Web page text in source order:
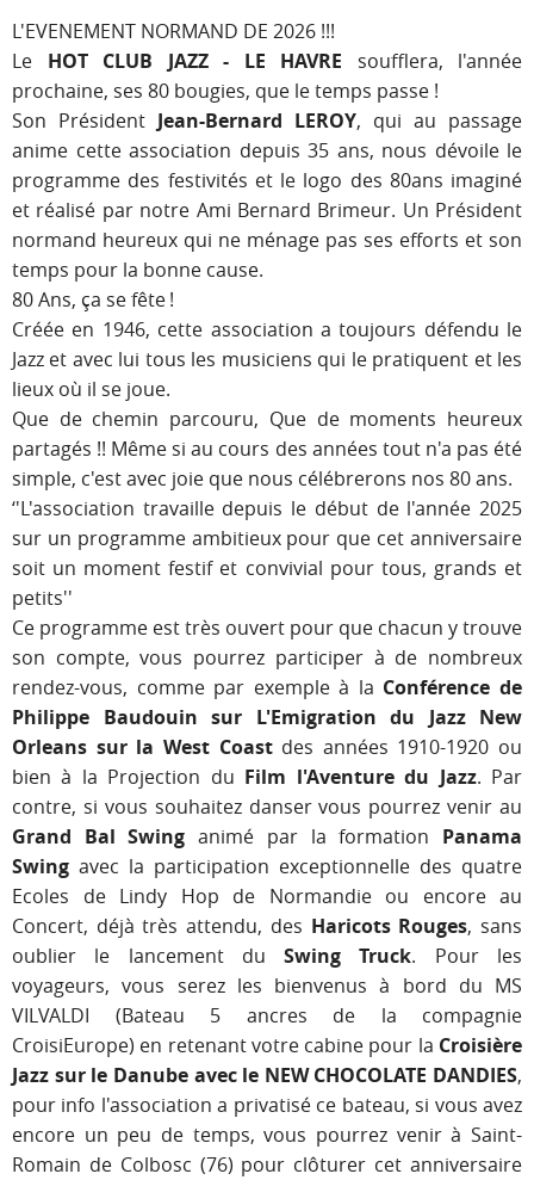
L'EVENEMENT NORMAND DE 2026 !!!
Le HOT CLUB JAZZ - LE HAVRE soufflera, l'année
prochaine, ses 80 bougies, que le temps passe !
Son Président Jean-Bernard LEROY, qui au passage
anime cette association depuis 35 ans, nous dévoile le
programme des festivités et le logo des 80ans imaginé
et réalisé par notre Ami Bernard Brimeur. Un Président
normand heureux qui ne ménage pas ses efforts et son
temps pour la bonne cause.
80 Ans, ça se fête !
Créée en 1946, cette association a toujours défendu le
Jazz et avec lui tous les musiciens qui le pratiquent et les
lieux où il se joue.
Que de chemin parcouru, Que de moments heureux
partagés !! Même si au cours des années tout n'a pas été
simple, c'est avec joie que nous célébrerons nos 80 ans.
‘'L'association travaille depuis le début de l'année 2025
sur un programme ambitieux pour que cet anniversaire
soit un moment festif et convivial pour tous, grands et
petits''
Ce programme est très ouvert pour que chacun y trouve
son compte, vous pourrez participer à de nombreux
rendez-vous, comme par exemple à la Conférence de
Philippe Baudouin sur L'Emigration du Jazz New
Orleans sur la West Coastdes années 1910-1920 ou
bien à la Projection du Film l'Aventure du Jazz. Par
contre, si vous souhaitez danser vous pourrez venir au
Grand Bal Swing animé par la formation Panama
Swing avec la participation exceptionnelle des quatre
Ecoles de Lindy Hop de Normandie ou encore au
Concert, déjà très attendu, des Haricots Rouges, sans
oublier le lancement duSwing Truck. Pour les
voyageurs, vous serez les bienvenus à bord du MS
VILVALDI (Bateau 5 ancres de la compagnie
CroisiEurope) en retenant votre cabine pour la Croisière
Jazz sur le Danube avec le NEW CHOCOLATE DANDIES,
pour info l'association a privatisé ce bateau, si vous avez
encore un peu de temps, vous pourrez venir à Saint-
Romain de Colbosc (76) pour clôturer cet anniversaire